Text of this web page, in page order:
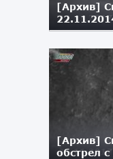
[Архив]
22.11.2017
[Архив]
обстрел
21.11.2017